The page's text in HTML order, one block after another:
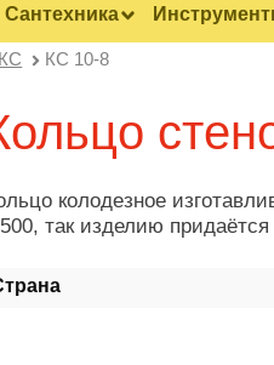
Сантехника
КС 10-8
колодезное
так изделию